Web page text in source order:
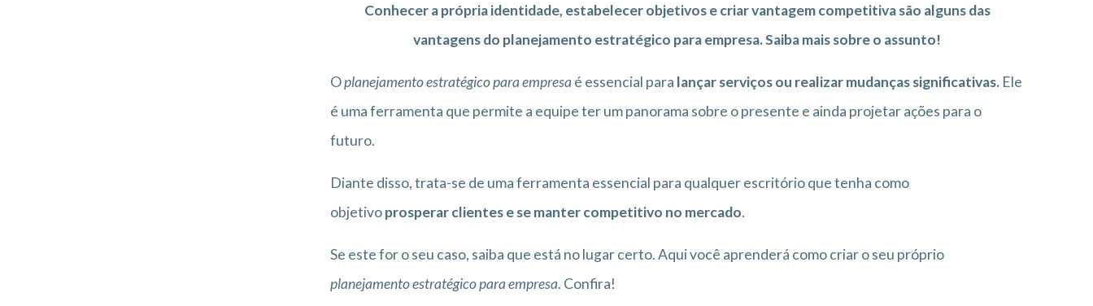
Conhecer a própria identidade, estabelecer objetivos e criar vantagem competitiva são alguns das
vantagens do planejamento estratégico para empresa. Saiba mais sobre o assunto!
Oplanejamento estratégico para empresa é essencial para lançar serviços ou realizar mudanças significativas.Ele
é uma ferramenta que permite a equipe ter um panorama sobre o presente e ainda projetar ações para o
futuro.
Diante disso, trata-se de uma ferramenta essencial para qualquer escritório que tenha como
objetivoprosperar clientes e se manter competitivo no mercado.
Se este for o seu caso, saiba que está no lugar certo. Aqui você aprenderá como criar o seu próprio
planejamento estratégico para empresa. Confira!